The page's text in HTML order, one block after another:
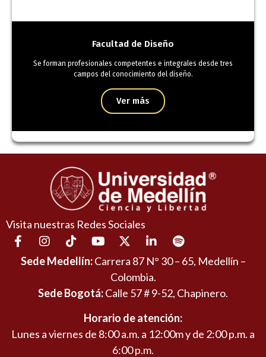
Facultad de Diseño
Se forman profesionales competentes e integrales desde tres
campos del conocimiento del diseño.
Ver más
Visita nuestras Redes Sociales
Sede Medellín:Carrera 87 N° 30 – 65, Medellín –
Colombia.
Sede Bogotá:Calle 57 # 9-52, Chapinero.
Horario de atención:
Lunes a viernes de 8:00 a.m. a 12:00m y de 2:00 p.m. a
6:00 p.m.